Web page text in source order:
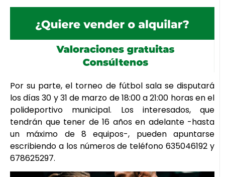
Por su parte, el torneo de fútbol sala se disputará
los días 30 y 31 de marzo de 18:00 a 21:00 horas en el
polideportivo municipal. Los interesados, que
tendrán que tener de 16 años en adelante -hasta
un máximo de 8 equipos-, pueden apuntarse
escribiendo a los números de teléfono 635046192 y
678625297.